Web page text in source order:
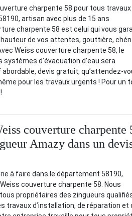
charpente 58 pour tous travaux
artisan avec plus de 15 ans
charpente 58 est celui qui vous
de vos attentes, gouttière,
Weiss couverture charpente 58, le
d’évacuation d’eau sera
devis gratuit, qu’attendez-
pour les travaux urgents ! Pour un
couverture charpente
Amazy dans un
à faire dans le département 58190,
couverture charpente 58. Nous
propriétaires des zingueurs
travaux d’installation, de réparation et